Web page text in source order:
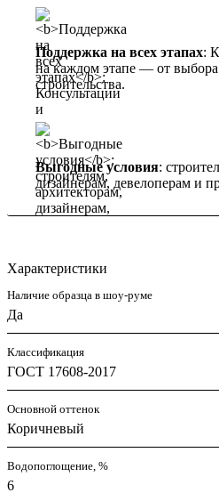
Поддержка на всех этапах:
на каждом этапе — от выбора
строительства.
Выгодные условия:
дизайнерам, девелоперам и
Характеристики
Наличие образца в шоу-руме
Да
Классификация
ГОСТ 17608-2017
Основной оттенок
Коричневый
Водопоглощение, %
6